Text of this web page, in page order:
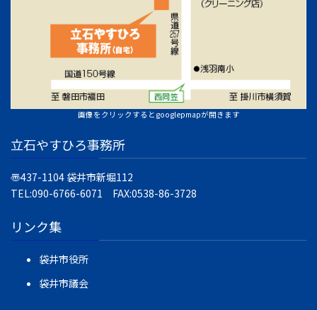
画像をクリックするとgooglepmapが開きます
立石やすひろ事務所
〠437-1104 袋井市新堀112
TEL:090-6766-6071 FAX:0538-86-3728
リンク集
袋井市役所
袋井市議会